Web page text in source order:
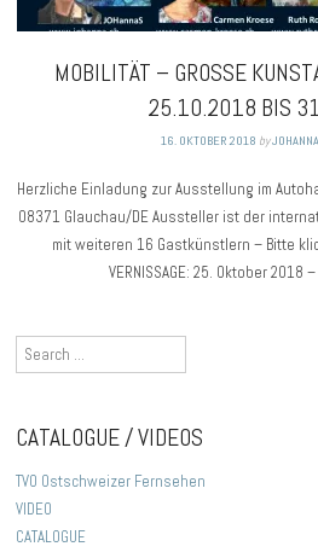
MOBILITÄT – GROSSE
25.10.2018 BIS
16. OKTOBER 2018 by
Herzliche Einladung zur Ausstellung im
08371 Glauchau/DE Aussteller ist der
mit weiteren 16 Gastkünstlern – Bitte
VERNISSAGE: 25. Oktober
Search
for:
CATALOGUE / VIDEOS
TVO Ostschweizer Fernsehen
VIDEO
CATALOGUE